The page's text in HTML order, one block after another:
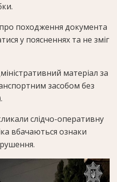
походження документа
у поясненнях та не зміг
матеріал за
засобом без
слідчо-оперативну
вбачаються ознаки